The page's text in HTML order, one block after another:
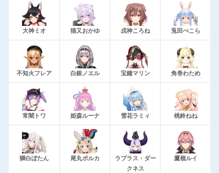
大神ミオ 猫又おかゆ 戌神ころね 兎田ぺこら
不知火フレア 白銀ノエル 宝鐘マリン 角巻わため
常闇トワ 姫森ルーナ 雪花ラミィ 桃鈴ねね
獅白ぼたん 尾丸ポルカ
ラプラス・ダー
クネス
鷹嶺ルイ